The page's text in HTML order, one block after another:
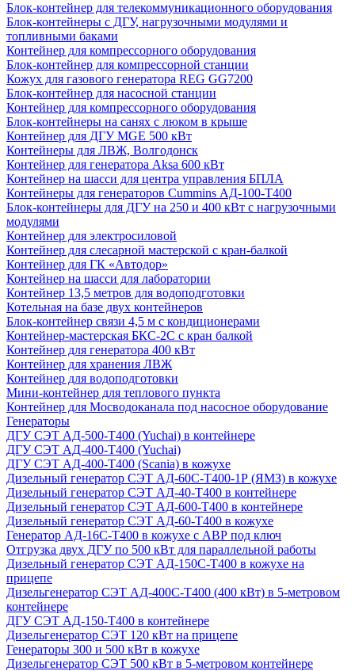
Блок-контейнер для телекоммуникационного оборудования
Блок-контейнеры с ДГУ, нагрузочными модулями и
топливными баками
Контейнер для компрессорного оборудования
Блок-контейнер для компрессорной станции
Кожух для газового генератора REG GG7200
Блок-контейнер для насосной станции
Контейнер для компрессорного оборудования
Блок-контейнеры на санях с люком в крыше
Контейнер для ДГУ MGE 500 кВт
Контейнеры для ЛВЖ, Волгодонск
Контейнер для генератора Aksa 600 кВт
Контейнер на шасси для центра управления БПЛА
Контейнеры для генераторов Cummins АД-100-Т400
Блок-контейнеры для ДГУ на 250 и 400 кВт с нагрузочными
модулями
Контейнер для электросиловой
Контейнер для слесарной мастерской с кран-балкой
Контейнер для ГК «Автодор»
Контейнер на шасси для лаборатории
Контейнер 13,5 метров для водоподготовки
Котельная на базе двух контейнеров
Блок-контейнер связи 4,5 м с кондиционерами
Контейнер-мастерская БКС-2С с кран балкой
Контейнер для генератора 400 кВт
Контейнер для хранения ЛВЖ
Контейнер для водоподготовки
Мини-контейнер для теплового пункта
Контейнер для Мосводоканала под насосное оборудование
Генераторы
ДГУ СЭТ АД-500-Т400 (Yuchai) в контейнере
ДГУ СЭТ АД-400-Т400 (Yuchai)
ДГУ СЭТ АД-400-Т400 (Scania) в кожухе
Дизельный генератор СЭТ АД-60С-Т400-1Р (ЯМЗ) в кожухе
Дизельный генератор СЭТ АД-40-Т400 в контейнере
Дизельный генератор СЭТ АД-600-Т400 в контейнере
Дизельный генератор СЭТ АД-60-Т400 в кожухе
Генератор АД-16С-Т400 в кожухе с АВР под ключ
Отгрузка двух ДГУ по 500 кВт для параллельной работы
Дизельный генератор СЭТ АД-150С-Т400 в кожухе на
прицепе
Дизельгенератор СЭТ АД-400С-Т400 (400 кВт) в 5-метровом
контейнере
ДГУ СЭТ АД-150-Т400 в контейнере
Дизельгенератор СЭТ 120 кВт на прицепе
Генераторы 300 и 500 кВт в кожухе
Дизельгенератор СЭТ 500 кВт в 5-метровом контейнере